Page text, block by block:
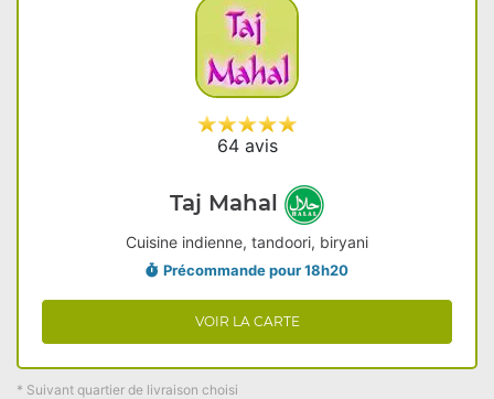
64 avis
Taj Mahal
Cuisine indienne, tandoori, biryani
Précommande pour 18h20
VOIR LA CARTE
* Suivant quartier de livraison choisi